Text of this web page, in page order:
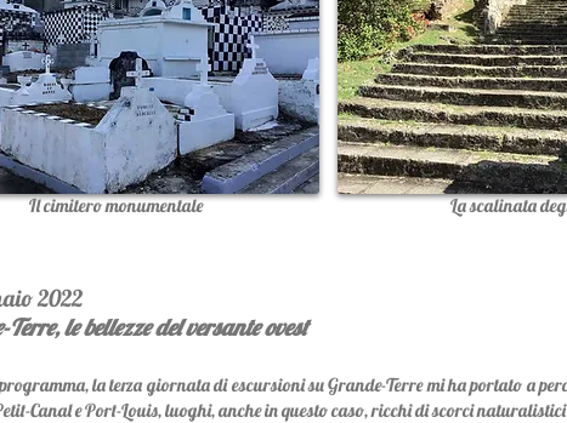
Il cimitero monumentale La scalinata
2022
le bellezze del versante ovest
la terza giornata di escursioni su Grande-Terre mi ha portato a
Canal e Port-Louis, luoghi, anche in questo caso, ricchi di scorci